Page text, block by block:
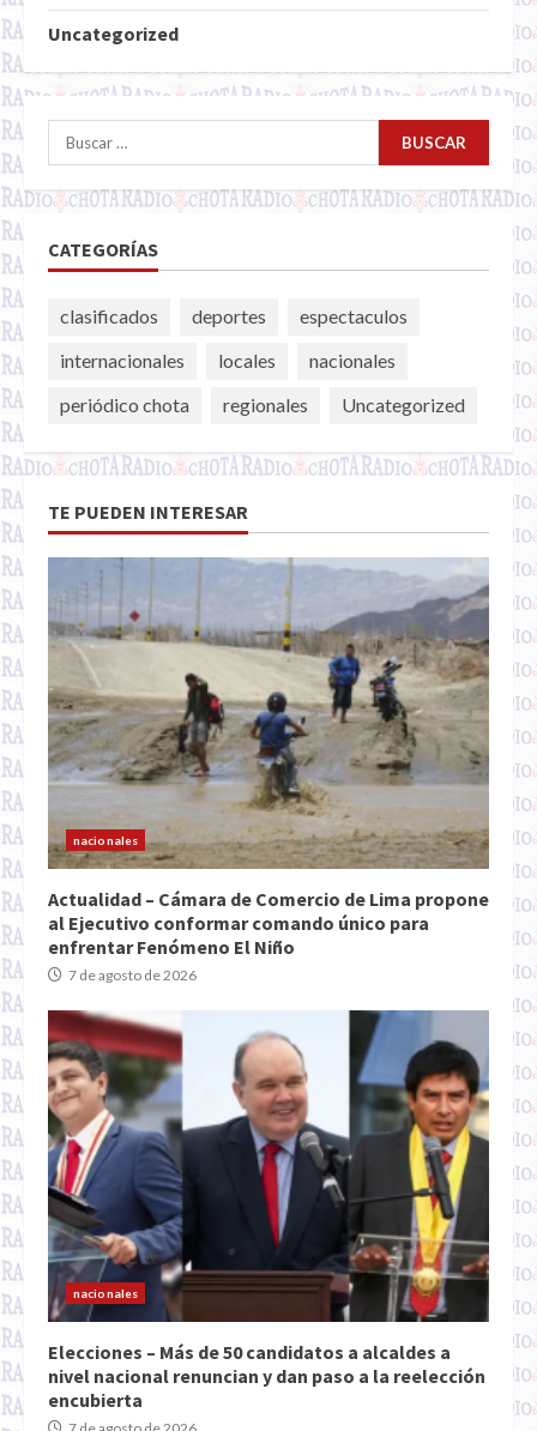
Uncategorized
Buscar:
CATEGORÍAS
clasificados deportes
espectaculos
internacionales
locales
nacionales
periódico chota
regionales Uncategorized
TE PUEDEN INTERESAR
nacionales
Actualidad – Cámara de Comercio de Lima propone
al Ejecutivo conformar comando único para
enfrentar Fenómeno El Niño
7 de agosto de 2026
nacionales
Elecciones – Más de 50 candidatos a alcaldes a
nivel nacional renuncian y dan paso a la reelección
encubierta